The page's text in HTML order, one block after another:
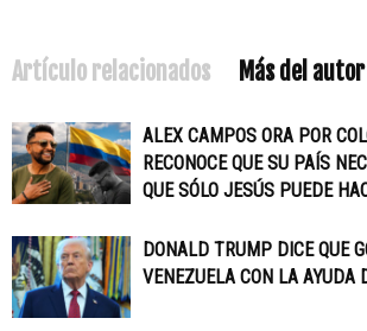
Artículo relacionados Más del autor
ALEX CAMPOS ORA POR
RECONOCE QUE SU PAÍS
QUE SÓLO JESÚS PUEDE
DONALD TRUMP DICE QUE
VENEZUELA CON LA AYUDA